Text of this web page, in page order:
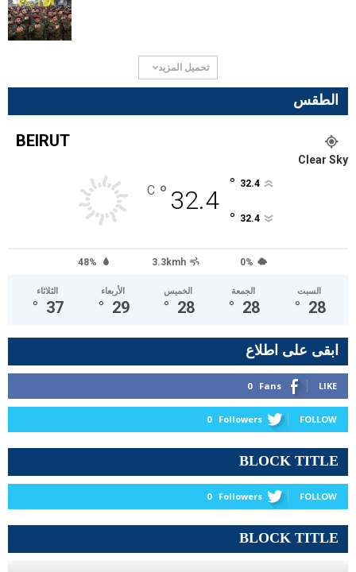
تحميل المزيد
الطقس
BEIRUT
Clear Sky
32.4
°
C 32.4
°
32.4
°
48% 3.3kmh 0%
الثلاثاء
37
°
الأربعاء
29
°
الخميس
28
°
الجمعة
28
°
السبت
28
°
ابقى على اطلاع
0 Fans LIKE
0 Followers FOLLOW
BLOCK TITLE
0 Followers FOLLOW
BLOCK TITLE